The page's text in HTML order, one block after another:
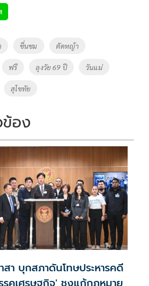
ชื่นชม ตัดหญ้า
ฟรี ลุงวัย 69 ปี วันแม่
สุโขทัย
ข้อง
สา บุกสภาดันโทษประหารคดี